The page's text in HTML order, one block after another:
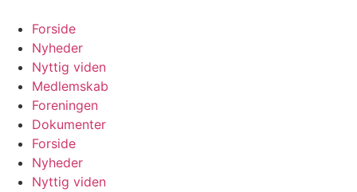
indhold
Forside
Nyheder
Nyttig viden
Medlemskab
Foreningen
Dokumenter
Forside
Nyheder
Nyttig viden